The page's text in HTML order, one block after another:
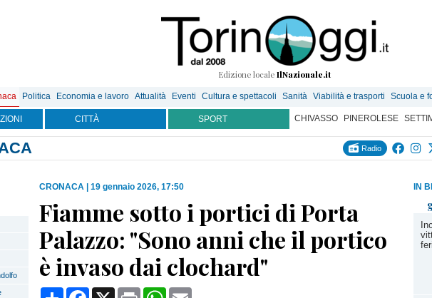
Edizione locale IlNazionale.it
Politica Economia e lavoro Attualità Eventi Cultura e spettacoli Sanità Viabilità e trasporti Scuola e
CITTÀ SPORT CHIVASSO PINEROLESE
Radio
IN
CRONACA 19 gennaio 2026, 17:50
Fiamme sotto i portici di Porta
Palazzo: "Sono anni che il portico
è invaso dai clochard"
CondividiFacebook
X Print WhatsApp